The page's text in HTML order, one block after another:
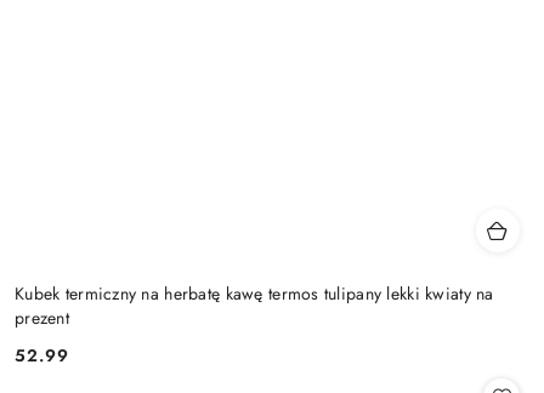
Kubek termiczny na herbatę kawę termos tulipany lekki kwiaty na
prezent
Cena:
52.99